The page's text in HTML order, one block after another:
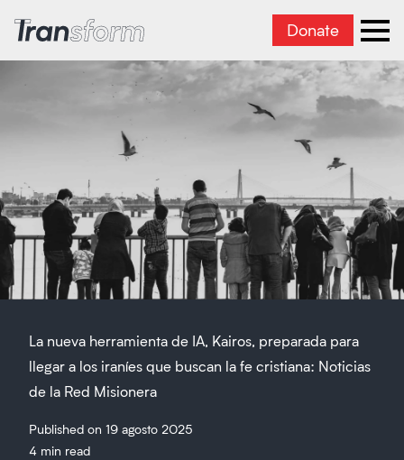
Transform Iran Donate
La nueva herramienta de IA, Kairos, preparada para
llegar a los iraníes que buscan la fe cristiana: Noticias
de la Red Misionera
Published on 19 agosto 2025
4 min read